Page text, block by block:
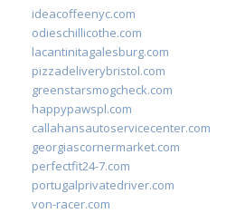
ideacoffeenyc.com
odieschillicothe.com
lacantinitagalesburg.com
pizzadeliverybristol.com
greenstarsmogcheck.com
happypawspl.com
callahansautoservicecenter.com
georgiascornermarket.com
perfectfit24-7.com
portugalprivatedriver.com
von-racer.com